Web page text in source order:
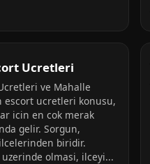
Ucretleri
ve Mahalle
escort ucretleri konusu,
icin en cok merak
gelir. Sorgun,
biridir.
olmasi, ilceyi...